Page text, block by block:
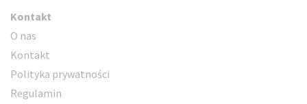
Kontakt
O nas
Kontakt
Polityka prywatności
Regulamin